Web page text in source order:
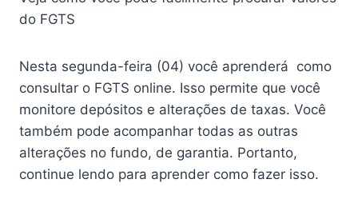
do FGTS
Nesta segunda-feira (04) você aprenderá como
consultar o FGTS online. Isso permite que você
monitore depósitos e alterações de taxas. Você
também pode acompanhar todas as outras
alterações no fundo, de garantia. Portanto,
continue lendo para aprender como fazer isso.